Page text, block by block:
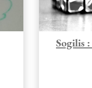
Sogilis